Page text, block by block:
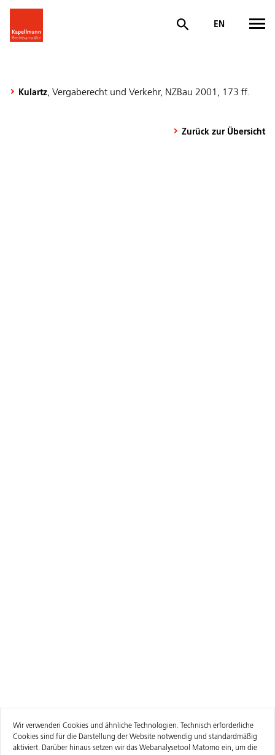
EN
Kulartz, Vergaberecht und Verkehr, NZBau 2001, 173 ff.
Zurück zur Übersicht
Wir verwenden Cookies und ähnliche Technologien. Technisch erforderliche
Cookies sind für die Darstellung der Website notwendig und standardmäßig
aktiviert. Darüber hinaus setzen wir das Webanalysetool Matomo ein, um die